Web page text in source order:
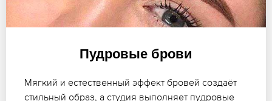
Пудровые брови
Мягкий и естественный эффект бровей создаёт
стильный образ, а студия выполняет пудровые